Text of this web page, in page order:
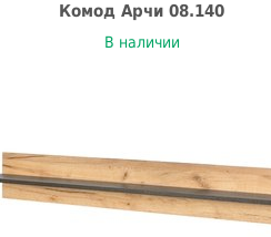
Комод Арчи 08.140
В наличии